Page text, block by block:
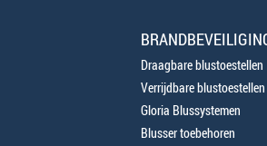
Draagbare blustoestellen
Verrijdbare blustoestellen
Gloria Blussystemen
Blusser toebehoren